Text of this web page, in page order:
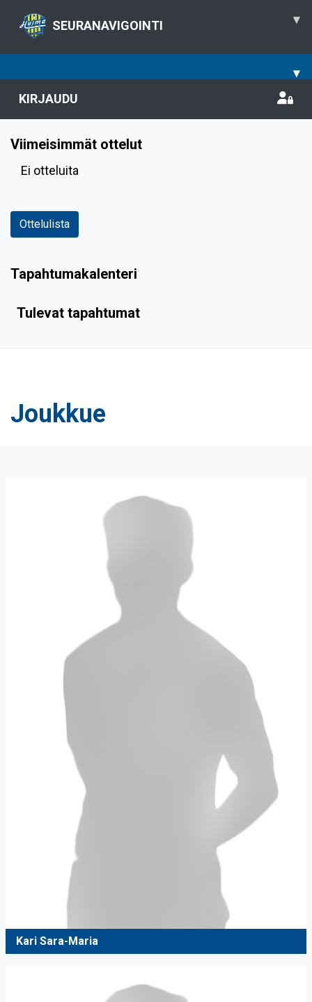
SEURANAVIGOINTI ▾
▾
KIRJAUDU
Viimeisimmät ottelut
Ei otteluita
Ottelulista
Tapahtumakalenteri
Tulevat tapahtumat
Joukkue
Kari Sara-Maria